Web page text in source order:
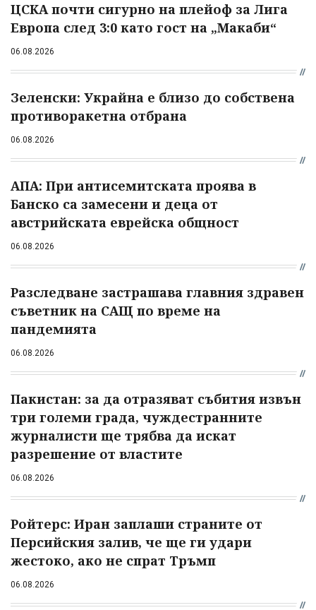
ЦСКА почти сигурно на плейоф за Лига
Европа след 3:0 като гост на „Макаби“
06.08.2026
Зеленски: Украйна е близо до собствена
противоракетна отбрана
06.08.2026
АПА: При антисемитската проява в
Банско са замесени и деца от
австрийската еврейска общност
06.08.2026
Разследване застрашава главния здравен
съветник на САЩ по време на
пандемията
06.08.2026
Пакистан: за да отразяват събития извън
три големи града, чуждестранните
журналисти ще трябва да искат
разрешение от властите
06.08.2026
Ройтерс: Иран заплаши страните от
Персийския залив, че ще ги удари
жестоко, ако не спрат Тръмп
06.08.2026